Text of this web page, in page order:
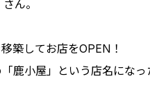
ん。
築してお店をOPEN！
鹿小屋」という店名にな